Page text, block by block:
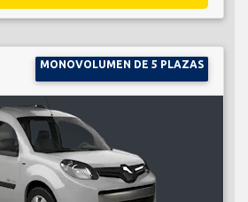
MONOVOLUMEN DE 5 PLAZAS